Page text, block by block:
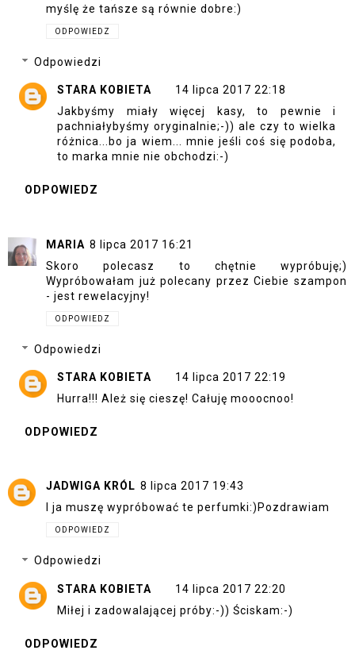
myślę że tańsze są równie dobre:)
ODPOWIEDZ
Odpowiedzi
STARA KOBIETA
14 lipca 2017 22:18
Jakbyśmy miały więcej kasy, to pewnie i
pachniałybyśmy oryginalnie;-)) ale czy to wielka
różnica...bo ja wiem... mnie jeśli coś się podoba,
to marka mnie nie obchodzi:-)
ODPOWIEDZ
MARIA 8 lipca 2017 16:21
Skoro polecasz to chętnie wypróbuję;)
Wypróbowałam już polecany przez Ciebie szampon
- jest rewelacyjny!
ODPOWIEDZ
Odpowiedzi
STARA KOBIETA
14 lipca 2017 22:19
Hurra!!! Ależ się cieszę! Całuję mooocnoo!
ODPOWIEDZ
JADWIGA KRÓL 8 lipca 2017 19:43
I ja muszę wypróbować te perfumki:)Pozdrawiam
ODPOWIEDZ
Odpowiedzi
STARA KOBIETA
14 lipca 2017 22:20
Miłej i zadowalającej próby:-)) Ściskam:-)
ODPOWIEDZ